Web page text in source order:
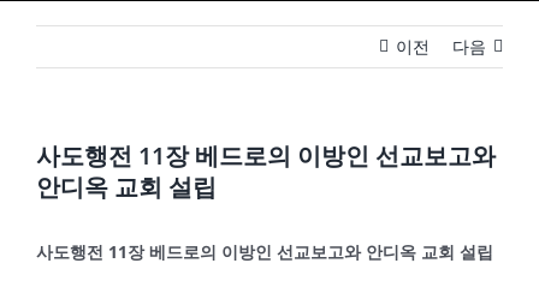
이전 다음
사도행전 11장 베드로의 이방인 선교보고와
안디옥 교회 설립
사도행전 11장 베드로의 이방인 선교보고와 안디옥 교회 설립